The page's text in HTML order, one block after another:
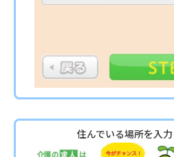
住んでいる場所を入